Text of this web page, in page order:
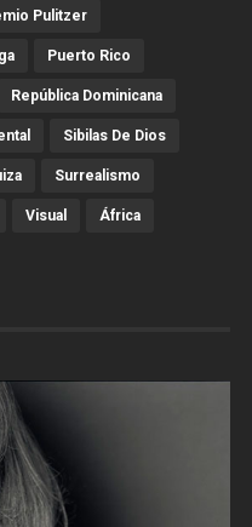
Pulitzer
Puerto Rico
República Dominicana
Sibilas De Dios
Surrealismo
Visual África